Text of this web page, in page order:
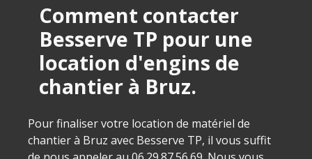
Comment contacter
Besserve TP pour une
location d'engins de
chantier à Bruz.
Pour finaliser votre location de matériel de
chantier à Bruz avec Besserve TP, il vous suffit